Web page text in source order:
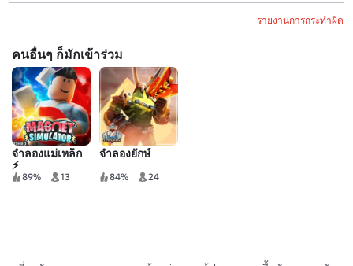
รายงานการกระทำผิด
คนอื่นๆ ก็มักเข้าร่วม
จําลองแม่เหล็ก
⚡
89% 13
จําลองยักษ์
84% 24